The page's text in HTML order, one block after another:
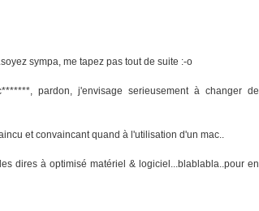
sympa, me tapez pas tout de suite :-o
pardon, j'envisage serieusement à changer de
et convaincant quand à l'utilisation d'un mac..
dires à optimisé matériel & logiciel...blablabla..pour en